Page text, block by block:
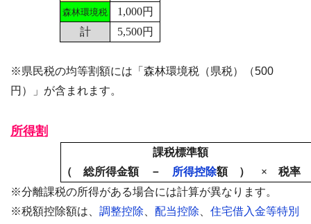
森林環境税
1,000円
計
5,500円
※県民税の均等割額には「森林環境税（県税）（500
円）」が含まれます。
所得割
課税標準額
（ 総所得金額 －
所得控除額 ） × 税
※分離課税の所得がある場合には計算が異なります。
※税額控除額は、 調整控除 配当控除
住宅借入金等特別